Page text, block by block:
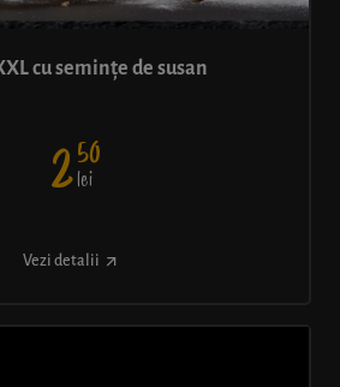
cu semințe de susan
250
lei
Vezi detalii